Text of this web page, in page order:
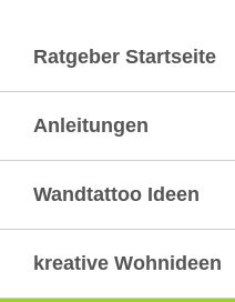
Ratgeber Startseite
Anleitungen
Wandtattoo Ideen
kreative Wohnideen